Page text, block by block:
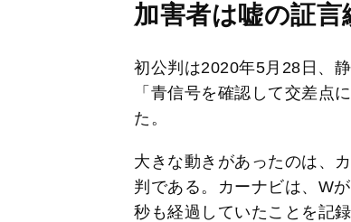
加害者は嘘の証言
初公判は2020年5月28日、
「青信号を確認して交差点
た。
大きな動きがあったのは、
判である。カーナビは、W
秒も経過していたことを記